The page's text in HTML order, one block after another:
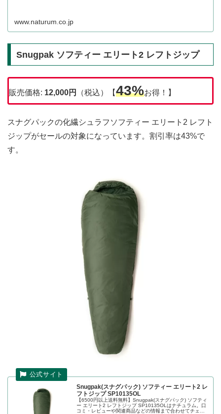
www.naturum.co.jp
Snugpak ソフティー エリート2 レフトジップ
販売価格: 12,000円 （税込）【43%お得！】
スナグパックの化繊シュラフソフティー エリート2 レフト
ジップがセールの対象になっています。割引率は43%で
す。
Snugpak(スナグパック) ソフティー エリート2 レ
フトジップ SP10135OL
【6500円以上送料無料】Snugpak(スナグパック) ソフティ
ー エリート2 レフトジップ SP10135OLはナチュラム。口
コミ・レビューや関連商品などの情報まで合わせてチェッ